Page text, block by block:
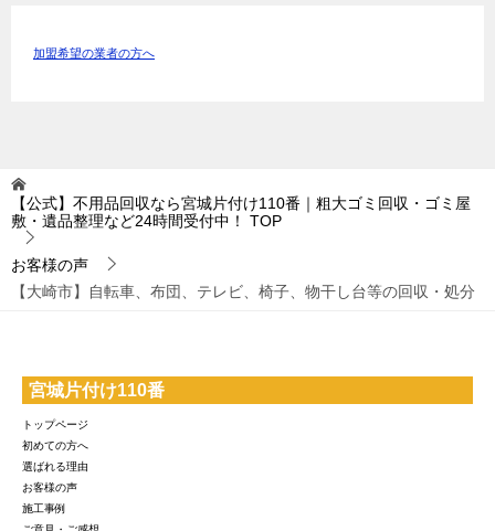
加盟希望の業者の方へ
【公式】不用品回収なら宮城片付け110番｜粗大ゴミ回収・ゴミ屋
敷・遺品整理など24時間受付中！
TOP
お客様の声
【大崎市】自転車、布団、テレビ、椅子、物干し台等の回収・処分
宮城片付け110番
トップページ
初めての方へ
選ばれる理由
お客様の声
施工事例